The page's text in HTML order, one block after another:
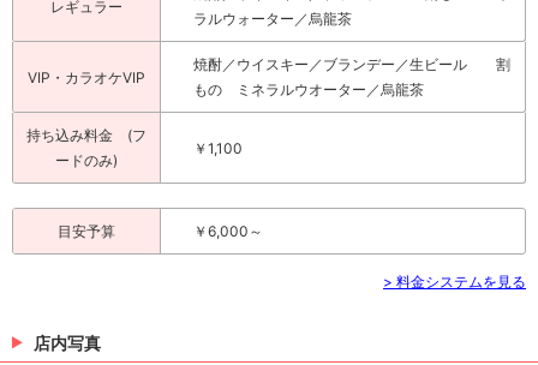
レギュラー
ラルウォーター／烏龍茶
VIP・カラオケVIP
焼酎／ウイスキー／ブランデー／生ビール 割
もの ミネラルウオーター／烏龍茶
持ち込み料金 (フ
ードのみ)
￥1,100
目安予算 ￥6,000～
> 料金システムを見る
店内写真